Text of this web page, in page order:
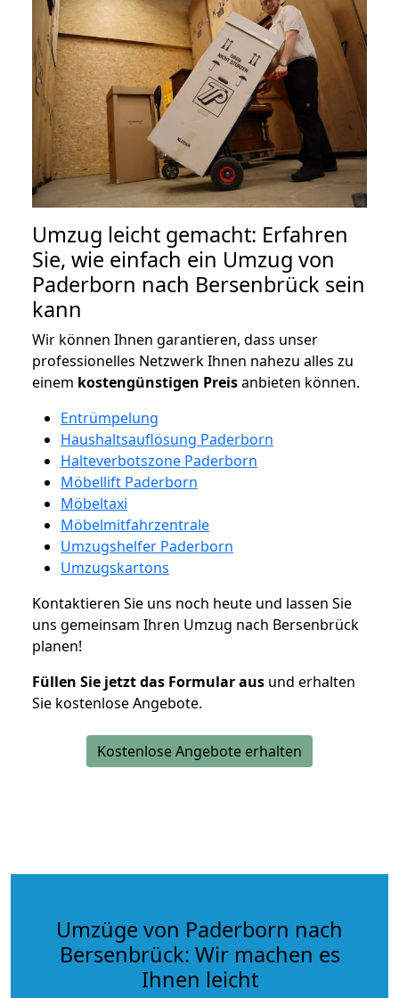
Umzug leicht gemacht: Erfahren
Sie, wie einfach ein Umzug von
Paderborn nach Bersenbrück sein
kann
Wir können Ihnen garantieren, dass unser
professionelles Netzwerk Ihnen nahezu alles zu
einem kostengünstigen Preisanbieten können.
Entrümpelung
Haushaltsauflösung Paderborn
Halteverbotszone Paderborn
Möbellift Paderborn
Möbeltaxi
Möbelmitfahrzentrale
Umzugshelfer Paderborn
Umzugskartons
Kontaktieren Sie uns noch heute und lassen Sie
uns gemeinsam Ihren Umzug nach Bersenbrück
planen!
Füllen Sie jetzt das Formular aus und erhalten
Sie kostenlose Angebote.
Kostenlose Angebote erhalten
Umzüge von Paderborn nach
Bersenbrück: Wir machen es
Ihnen leicht